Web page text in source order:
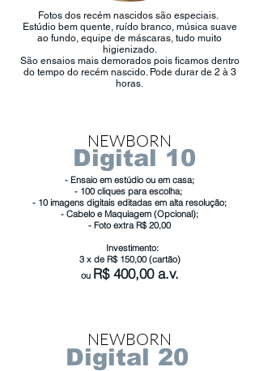
Fotos dos recém nascidos são especiais.
Estúdio bem quente, ruído branco, música suave
ao fundo, equipe de máscaras, tudo muito
higienizado.
São ensaios mais demorados pois ficamos dentro
do tempo do recém nascido. Pode durar de 2 à 3
horas.
Digital 10
NEWBORN
- Ensaio em estúdio ou em casa;
- 100 cliques para escolha;
- 10 imagens digitais editadas em alta resolução;
- Cabelo e Maquiagem (Opcional);
- Foto extra R$ 20,00
Investimento:
3 x de R$ 150,00 (cartão)
ou R$ 400,00 a.v.
NEWBORN
Digital 20